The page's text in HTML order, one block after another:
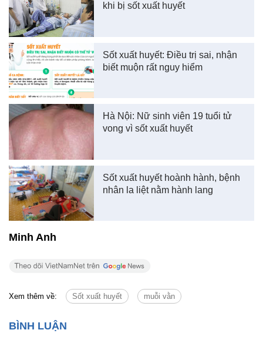
khi bị sốt xuất huyết
Sốt xuất huyết: Điều trị sai, nhận
biết muộn rất nguy hiểm
Hà Nội: Nữ sinh viên 19 tuổi tử
vong vì sốt xuất huyết
Sốt xuất huyết hoành hành, bệnh
nhân la liệt nằm hành lang
Minh Anh
Xem thêm về: Sốt xuất huyết muỗi vằn